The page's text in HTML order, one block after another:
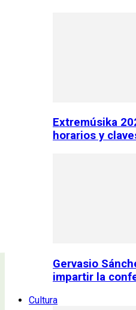
Extremúsika
horarios y
Gervasio
impartir la
Cultura